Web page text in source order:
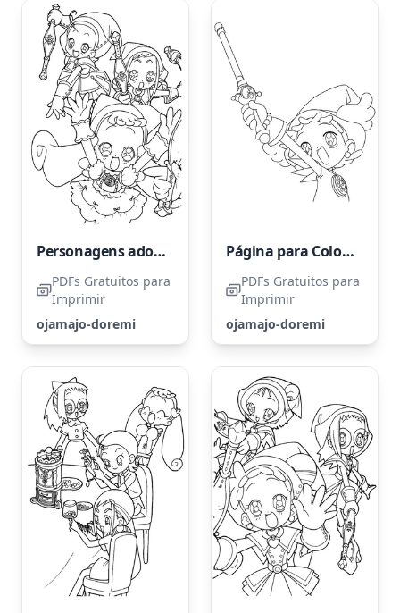
Personagens adoráveis de Ojamajo Doremi
PDFs Gratuitos para
Imprimir
ojamajo-doremi
Página para Colorir Ojamajo Doremi para Imprimir
PDFs Gratuitos para
Imprimir
ojamajo-doremi